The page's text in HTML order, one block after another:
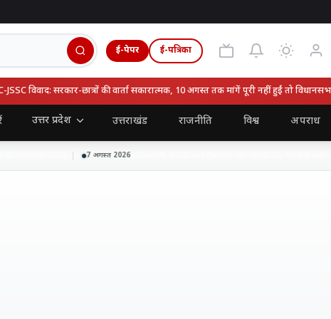
ई-पेपर ई-पत्रिका
विवाद: सरकार-छात्रों की वार्ता सकारात्मक, 10 अगस्त तक मांगें पूरी नहीं हुईं तो विधानसभा
उत्तर प्रदेश उत्तराखंड राजनीति विश्व अपराध
विदाई 7 अगस्त 2026पाकिस्तान, सऊदी और तुर्की का रक्षा समझौता, भारत ने कहा-